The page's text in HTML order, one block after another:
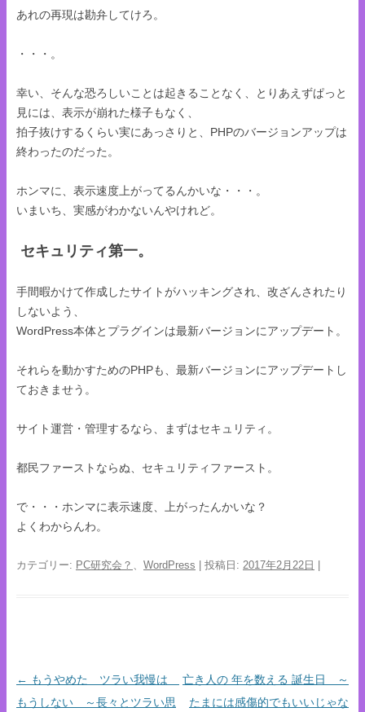
あれの再現は勘弁してけろ。
・・・。
幸い、そんな恐ろしいことは起きることなく、とりあえずぱっと
見には、表示が崩れた様子もなく、
拍子抜けするくらい実にあっさりと、PHPのバージョンアップは
終わったのだった。
ホンマに、表示速度上がってるんかいな・・・。
いまいち、実感がわかないんやけれど。
セキュリティ第一。
手間暇かけて作成したサイトがハッキングされ、改ざんされたり
しないよう、
WordPress本体とプラグインは最新バージョンにアップデート。
それらを動かすためのPHPも、最新バージョンにアップデートし
ておきませう。
サイト運営・管理するなら、まずはセキュリティ。
都民ファーストならぬ、セキュリティファースト。
で・・・ホンマに表示速度、上がったんかいな？
よくわからんわ。
カテゴリー: PC研究会？ WordPress | 投稿日: 2017年2月22日 |
投稿ナビゲーション
← もうやめた ツラい我慢は
もうしない ～長々とツラい思
亡き人の 年を数える 誕生日 ～
たまには感傷的でもいいじゃな